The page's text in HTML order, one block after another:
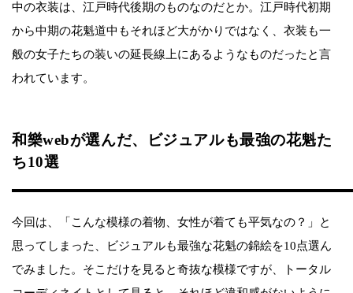
中の衣装は、江戸時代後期のものなのだとか。江戸時代初期
から中期の花魁道中もそれほど大がかりではなく、衣装も一
般の女子たちの装いの延長線上にあるようなものだったと言
われています。
和樂webが選んだ、ビジュアルも最強の花魁た
ち10選
今回は、「こんな模様の着物、女性が着ても平気なの？」と
思ってしまった、ビジュアルも最強な花魁の錦絵を10点選ん
でみました。そこだけを見ると奇抜な模様ですが、トータル